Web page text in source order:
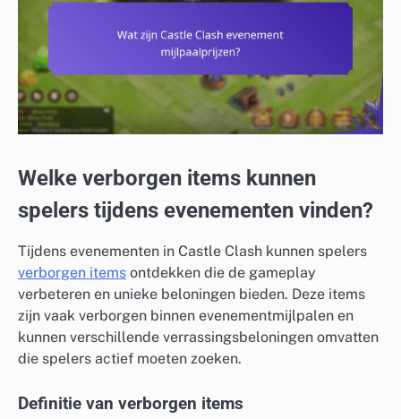
Welke verborgen items kunnen
spelers tijdens evenementen vinden?
Tijdens evenementen in Castle Clash kunnen spelers
verborgen items ontdekken die de gameplay
verbeteren en unieke beloningen bieden. Deze items
zijn vaak verborgen binnen evenementmijlpalen en
kunnen verschillende verrassingsbeloningen omvatten
die spelers actief moeten zoeken.
Definitie van verborgen items